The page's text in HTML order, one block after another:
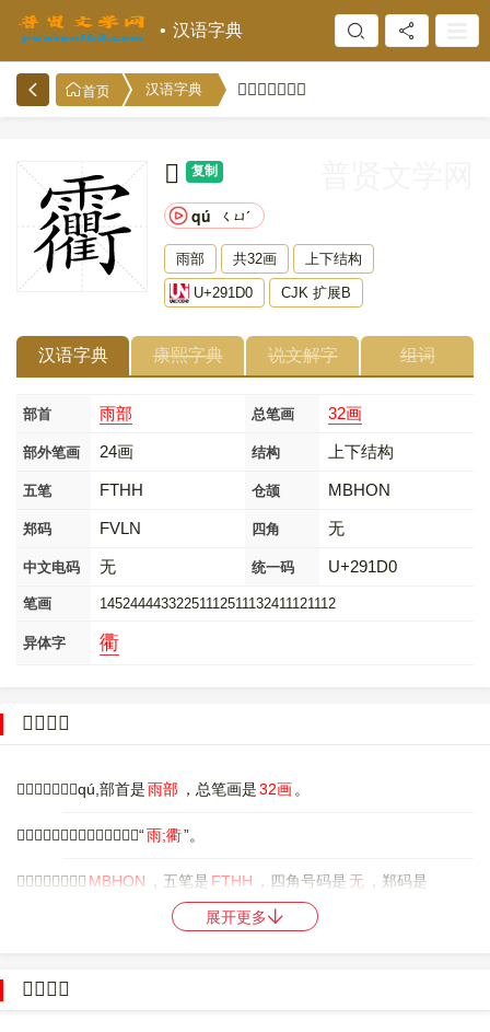
汉语字典
首页 汉语字典 𩇐的意思和解释
𩇐 复制
qú ㄑㄩˊ
雨部 共32画 上下结构
U+291D0 CJK 扩展B
汉语字典 康熙字典 说文解字 组词
部首 雨部 总笔画 32画
部外笔画 24画 结构 上下结构
五笔 FTHH 仓颉 MBHON
郑码 FVLN 四角 无
中文电码 无 统一码 U+291D0
笔画 14524444332251112511132411121112
异体字 衢
𩇐字概述
〔𩇐〕字拼音是qú,部首是雨部 ，总笔画是32画 。
〔𩇐〕字是上下结构，可拆字为“雨;衢”。
〔𩇐〕字仓颉码是 MBHON ，五笔是 FTHH ，四角号码是 无
，郑码是
，中文电码是无，。
UTF-8：F0 A9 87 90。
展开更多
𩇐的意思